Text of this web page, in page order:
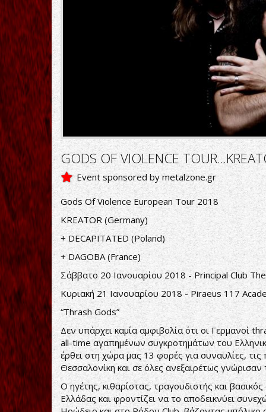
GODS OF VIOLENCE
Event sponsored by metalzone.gr
Gods Of Violence European Tour 2018
KREATOR (Germany)
+ DECAPITATED (Poland)
+ DAGOBA (France)
Σάββατο 20 Ιανουαρίου 2018 - Principal Club
Κυριακή 21 Ιανουαρίου 2018 - Piraeus 117
“Thrash Gods”
Δεν υπάρχει καμία αμφιβολία ότι οι Γερμανοί
all-time αγαπημένων συγκροτημάτων του
έρθει στη χώρα μας 13 φορές για συναυλίες,
Θεσσαλονίκη και σε όλες ανεξαιρέτως
Ο ηγέτης, κιθαρίστας, τραγουδιστής και
Ελλάδας και φροντίζει να το αποδεικνύει